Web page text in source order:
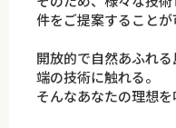
件をご提案することが
開放的で自然あふれ
端の技術に触れる。
そんなあなたの理想を